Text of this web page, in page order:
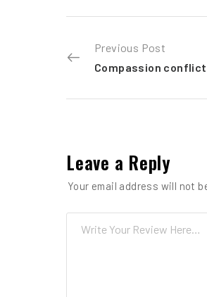
Previous Post
Leave a Reply
Your email address will not